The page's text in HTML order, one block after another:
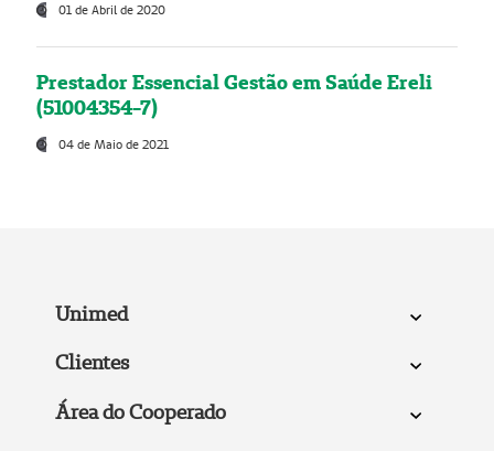
01 de Abril de 2020
Prestador Essencial Gestão em Saúde Ereli
(51004354-7)
04 de Maio de 2021
Unimed
Clientes
Área do Cooperado